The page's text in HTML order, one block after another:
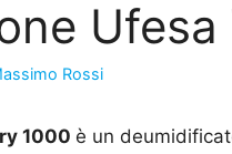
Rossi
1000 è un